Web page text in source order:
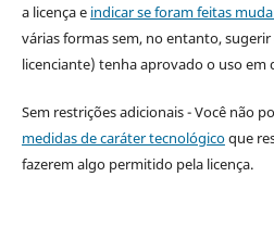
a licença e indicar se foram feitas
várias formas sem, no entanto,
licenciante) tenha aprovado o uso em
Sem restrições adicionais - Você não
medidas de caráter tecnológicoque
fazerem algo permitido pela licença.